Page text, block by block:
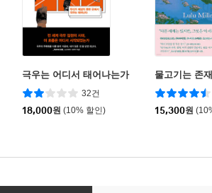
극우는 어디서 태어나는가
32건
18,000원 (10% 할인)
물고기는 존
15,300원